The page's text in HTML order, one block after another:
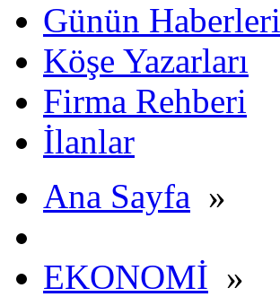
Günün Haberleri
Köşe Yazarları
Firma Rehberi
İlanlar
Ana Sayfa »
EKONOMİ »